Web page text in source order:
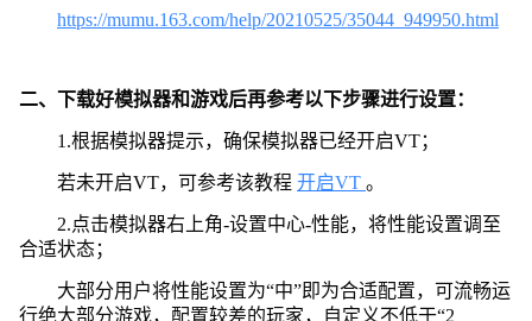
https://mumu.163.com/help/20210525/35044_949950.html
二、下载好模拟器和游戏后再参考以下步骤进行设置：
1.根据模拟器提示，确保模拟器已经开启VT；
若未开启VT，可参考该教程 开启VT 。
2.点击模拟器右上角-设置中心-性能，将性能设置调至
合适状态；
大部分用户将性能设置为“中”即为合适配置，可流畅运
行绝大部分游戏，配置较差的玩家，自定义不低于“2